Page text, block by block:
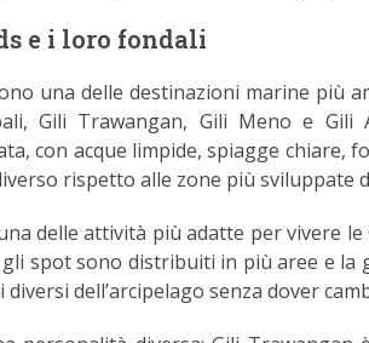
e i loro fondali
una delle destinazioni marine più
Gili Trawangan, Gili Meno e Gili
con acque limpide, spiagge chiare,
rispetto alle zone più sviluppate
delle attività più adatte per vivere le
spot sono distribuiti in più aree e la
dell’arcipelago senza dover